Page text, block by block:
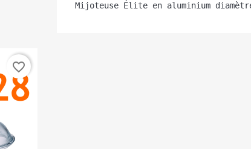
Mijoteuse Élite en aluminium
favorite_border